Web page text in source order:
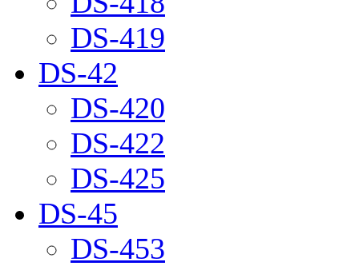
DS-419
DS-42
DS-420
DS-422
DS-425
DS-45
DS-453